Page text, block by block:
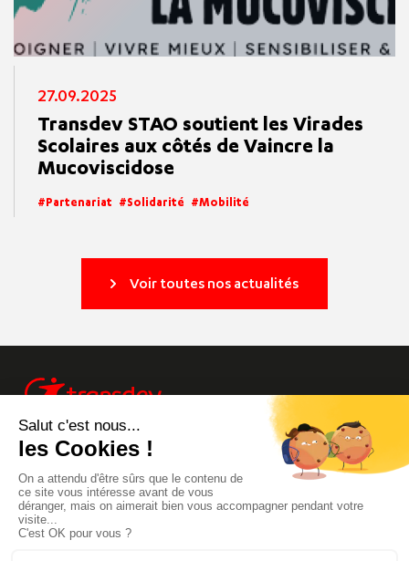
27.09.2025
Transdev STAO soutient les Virades
Scolaires aux côtés de Vaincre la
Mucoviscidose
Partenariat Solidarité Mobilité
Voir toutes nos actualités
Pays
Transdev Live
Carrières
Site Groupe
Mentions Légales